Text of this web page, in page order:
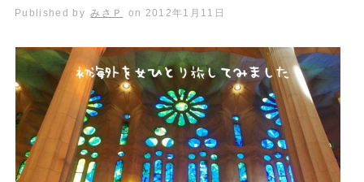
Published by みさＰ on 2012年1月11日